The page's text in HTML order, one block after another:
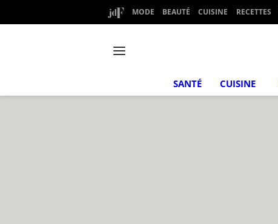
MODE BEAUTÉ CUISINE RECETTES
SANTÉ CUISINE